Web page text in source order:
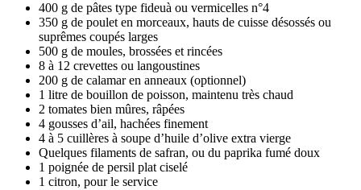
400 g de pâtes type fideuà ou vermicelles n°4
350 g de poulet en morceaux, hauts de cuisse désossés ou
suprêmes coupés larges
500 g de moules, brossées et rincées
8 à 12 crevettes ou langoustines
200 g de calamar en anneaux (optionnel)
1 litre de bouillon de poisson, maintenu très chaud
2 tomates bien mûres, râpées
4 gousses d’ail, hachées finement
4 à 5 cuillères à soupe d’huile d’olive extra vierge
Quelques filaments de safran, ou du paprika fumé doux
1 poignée de persil plat ciselé
1 citron, pour le service